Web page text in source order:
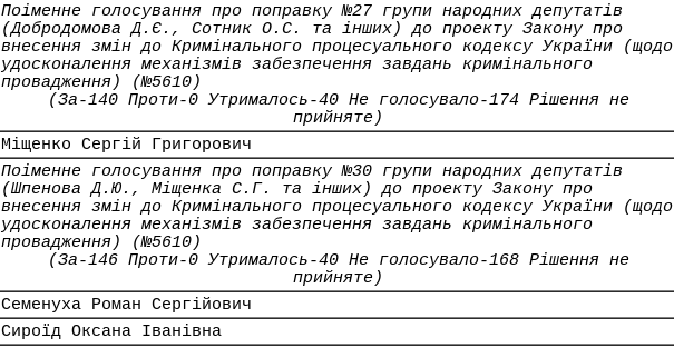
Поіменне голосування про поправку №27 групи народних депутатів
(Добродомова Д.Є., Сотник О.С. та інших) до проекту Закону про
внесення змін до Кримінального процесуального кодексу України (щодо
удосконалення механізмів забезпечення завдань кримінального
провадження) (№5610)
(За-140 Проти-0 Утрималось-40 Не голосувало-174 Рішення не
прийняте)
Міщенко Сергій Григорович
Поіменне голосування про поправку №30 групи народних депутатів
(Шпенова Д.Ю., Міщенка С.Г. та інших) до проекту Закону про
внесення змін до Кримінального процесуального кодексу України (щодо
удосконалення механізмів забезпечення завдань кримінального
провадження) (№5610)
(За-146 Проти-0 Утрималось-40 Не голосувало-168 Рішення не
прийняте)
Семенуха Роман Сергійович
Сироїд Оксана Іванівна